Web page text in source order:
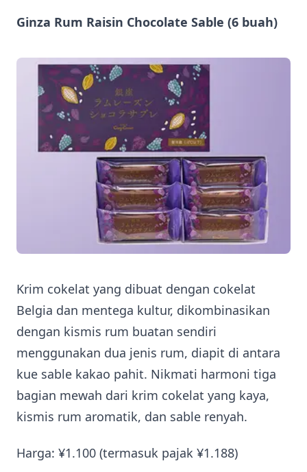
Ginza Rum Raisin Chocolate Sable (6 buah)
Krim cokelat yang dibuat dengan cokelat
Belgia dan mentega kultur, dikombinasikan
dengan kismis rum buatan sendiri
menggunakan dua jenis rum, diapit di antara
kue sable kakao pahit. Nikmati harmoni tiga
bagian mewah dari krim cokelat yang kaya,
kismis rum aromatik, dan sable renyah.
Harga: ¥1.100 (termasuk pajak ¥1.188)